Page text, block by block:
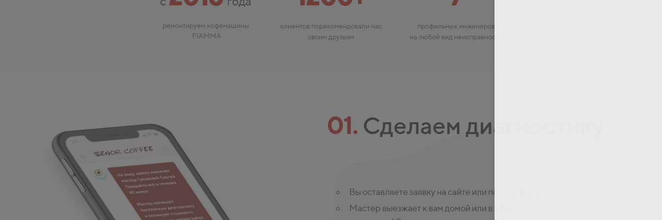
ремонтируем кофемашины
FIAMMA
клиентов порекомендовали нас
своим друзьям
профильных инженеров
на любой вид неисправности
01. Сделаем диагностику
Вы оставляете заявку на сайте или по телефону
Мастер выезжает к вам домой или в офис